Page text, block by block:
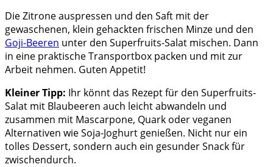
Die Zitrone auspressen und den Saft mit der
gewaschenen, klein gehackten frischen Minze und den
Goji-Beeren unter den Superfruits-Salat mischen. Dann
in eine praktische Transportbox packen und mit zur
Arbeit nehmen. Guten Appetit!
Kleiner Tipp: Ihr könnt das Rezept für den Superfruits-
Salat mit Blaubeeren auch leicht abwandeln und
zusammen mit Mascarpone, Quark oder veganen
Alternativen wie Soja-Joghurt genießen. Nicht nur ein
tolles Dessert, sondern auch ein gesunder Snack für
zwischendurch.